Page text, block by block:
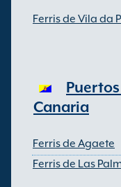
Ferris de Vila da
Canaria
Ferris de Agaete
Ferris de Las